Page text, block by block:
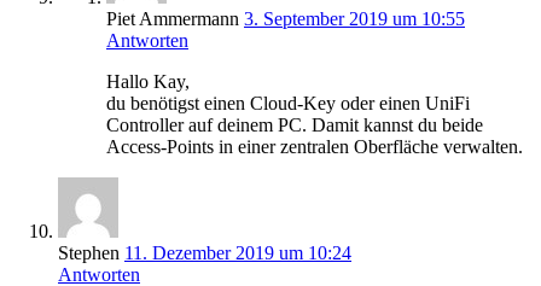
Piet Ammermann 3. September 2019 um 10:55
Antworten
Hallo Kay,
du benötigst einen Cloud-Key oder einen UniFi
Controller auf deinem PC. Damit kannst du beide
Access-Points in einer zentralen Oberfläche verwalten.
Stephen 11. Dezember 2019 um 10:24
Antworten